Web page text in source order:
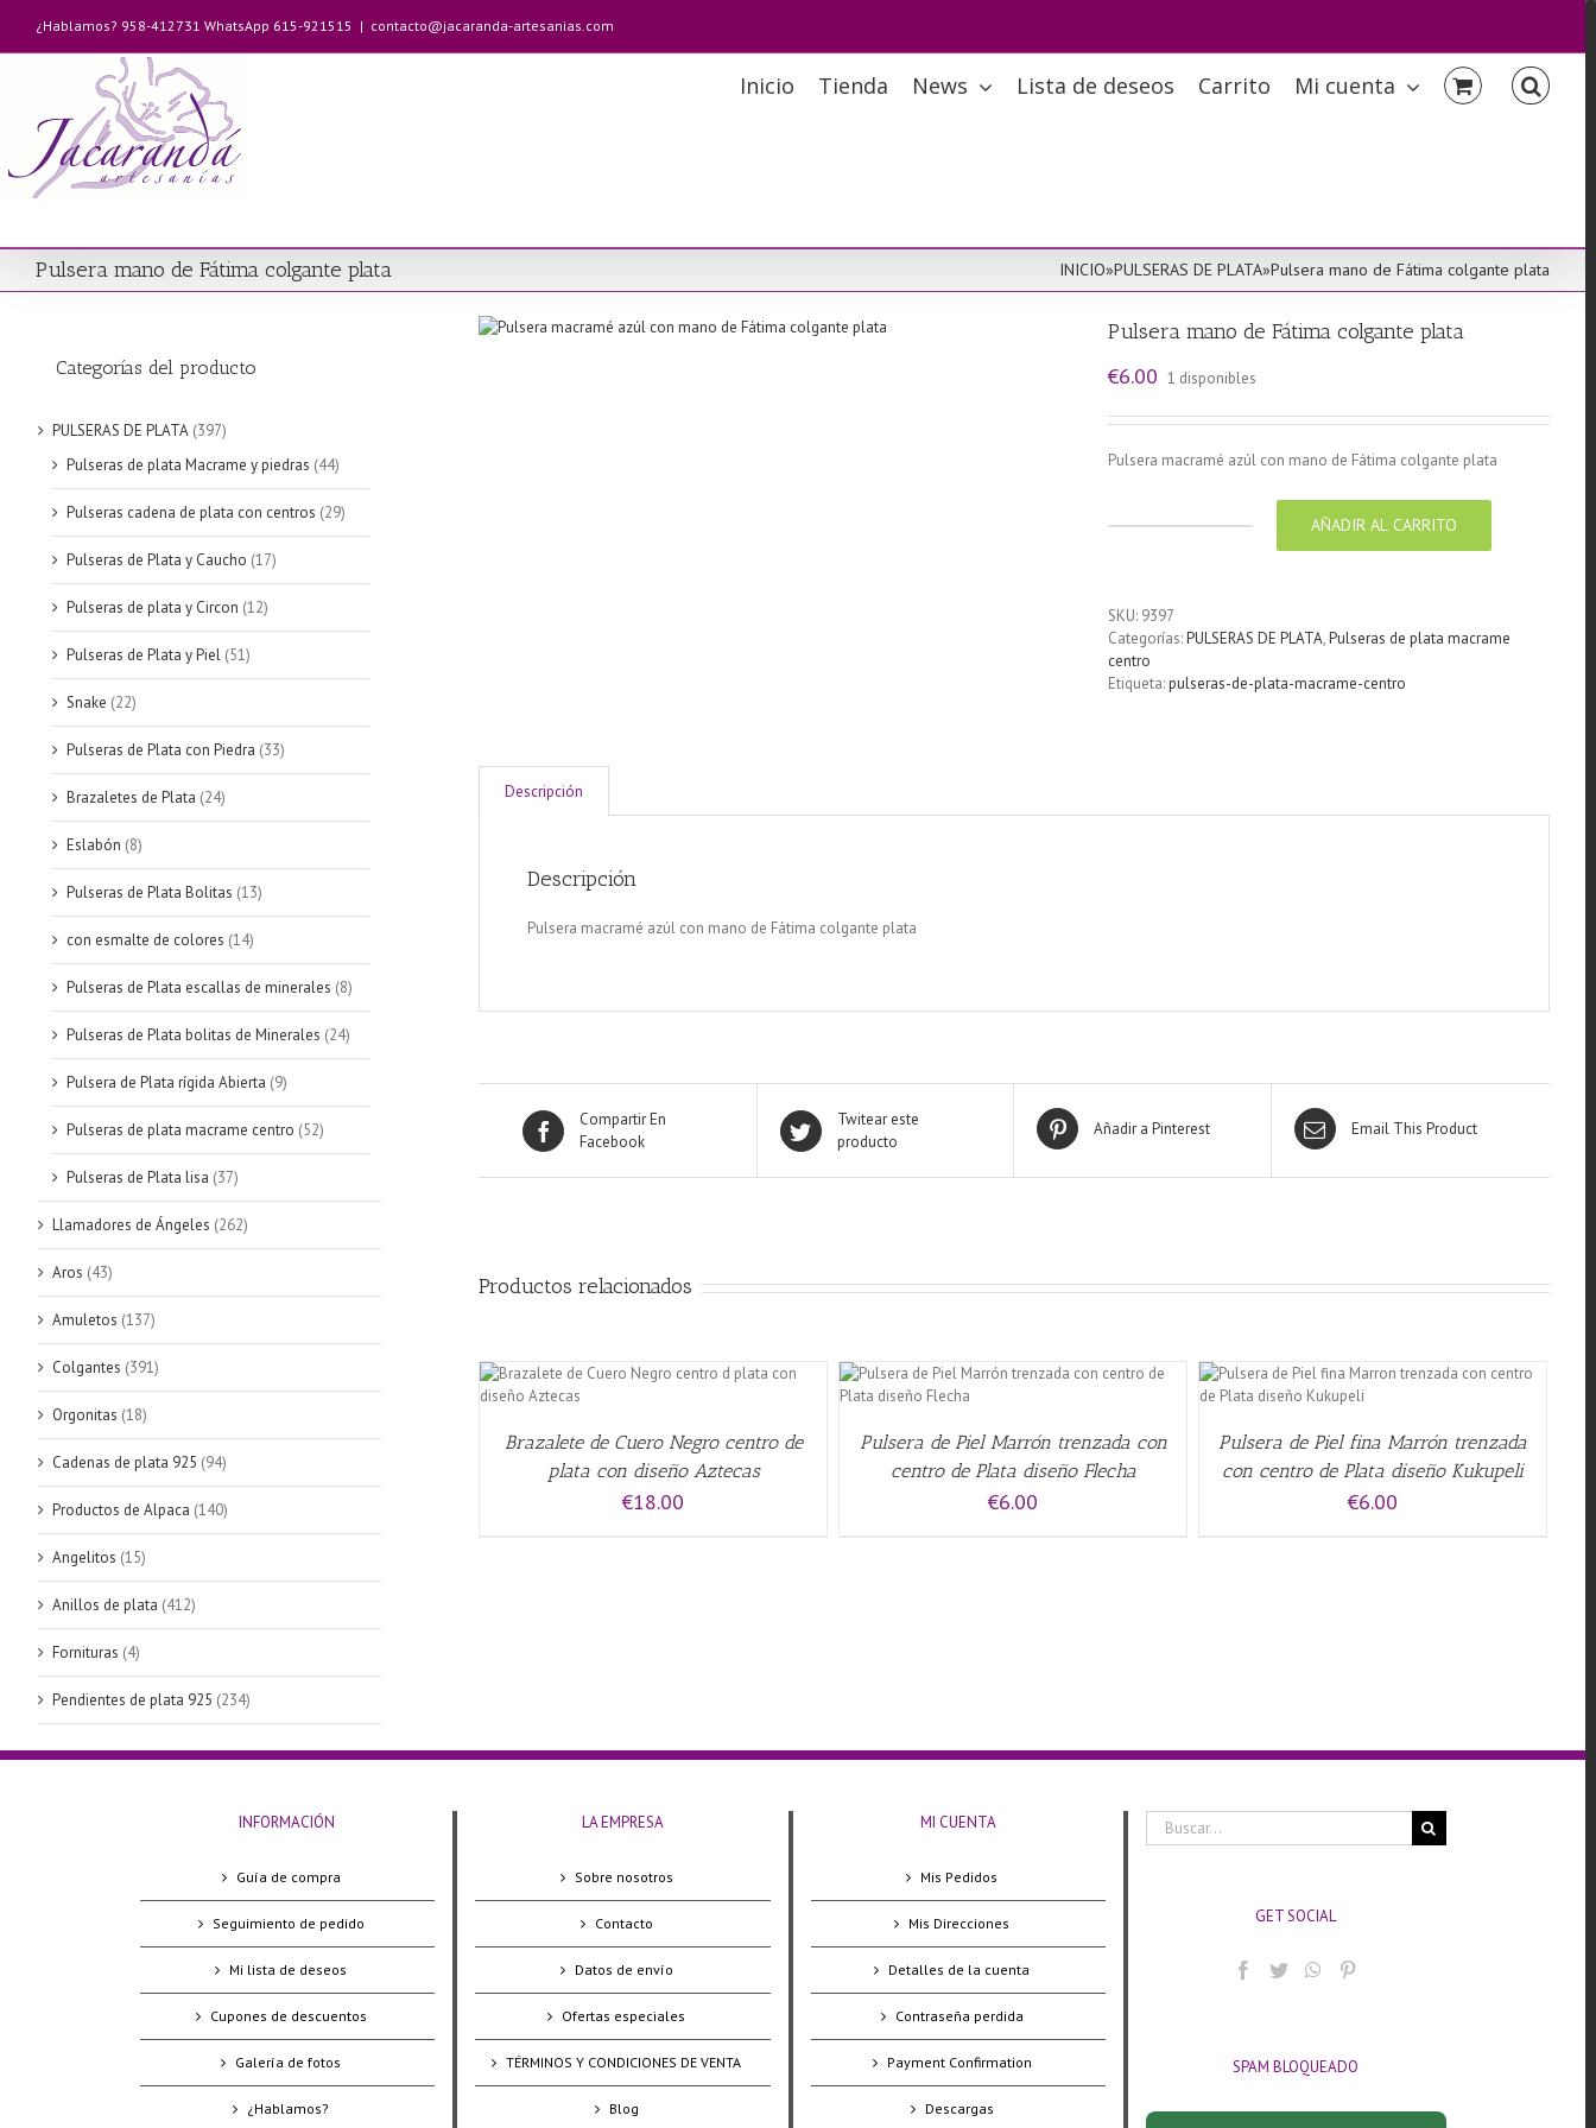
contenido
¿Hablamos? 958-412731 WhatsApp 615-921515 | contacto@jacaranda-artesanias.com
Inicio Tienda News Lista de deseos Carrito Mi cuenta
Pulsera mano de Fátima colgante plata INICIO»PULSERAS DE PLATA»Pulsera mano de Fátima colgante plata
Pulsera mano de Fátima colgante plata
€6.00 1 disponibles
Pulsera macramé azúl con mano de Fátima colgante plata
plata
AÑADIR AL CARRITO
SKU: 9397
Categorías:PULSERAS DE PLATA,Pulseras de plata macrame
centro
Etiqueta:pulseras-de-plata-macrame-centro
Descripción
Descripción
Pulsera macramé azúl con mano de Fátima colgante plata
Compartir En
Facebook
Twitear este
producto
Añadir a Pinterest Email This Product
Productos relacionados
AÑADIR AL CARRITO / QUICK VIEW
Brazalete de Cuero Negro centro de
plata con diseño Aztecas
€18.00
QUICK VIEW
Pulsera de Piel Marrón trenzada con
centro de Plata diseño Flecha
€6.00
AÑADIR AL CARRITO
Pulsera de Piel fina Marrón trenzada
con centro de Plata diseño Kukupeli
€6.00
Categorías del producto
PULSERAS DE PLATA (397)
Pulseras de plata Macrame y piedras (44)
Pulseras cadena de plata con centros (29)
Pulseras de Plata y Caucho (17)
Pulseras de plata y Circon (12)
Pulseras de Plata y Piel (51)
Snake (22)
Pulseras de Plata con Piedra (33)
Brazaletes de Plata (24)
Eslabón (8)
Pulseras de Plata Bolitas (13)
con esmalte de colores (14)
Pulseras de Plata escallas de minerales (8)
Pulseras de Plata bolitas de Minerales (24)
Pulsera de Plata rígida Abierta (9)
Pulseras de plata macrame centro (52)
Pulseras de Plata lisa (37)
Llamadores de Ángeles (262)
Aros (43)
Amuletos (137)
Colgantes (391)
Orgonitas (18)
Cadenas de plata 925 (94)
Productos de Alpaca (140)
Angelitos (15)
Anillos de plata (412)
Fornituras (4)
Pendientes de plata 925 (234)
INFORMACIÓN
Guía de compra
Seguimiento de pedido
Mi lista de deseos
Cupones de descuentos
Galería de fotos
¿Hablamos?
LA EMPRESA
Sobre nosotros
Contacto
Datos de envío
Ofertas especiales
TÉRMINOS Y CONDICIONES DE VENTA
Blog
MI CUENTA
Mis Pedidos
Mis Direcciones
Detalles de la cuenta
Contraseña perdida
Payment Confirmation
Descargas
Buscar:
GET SOCIAL
SPAM BLOQUEADO